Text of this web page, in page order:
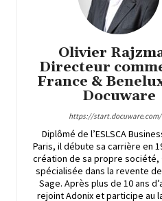
Olivier
Directeur
France &
Docuware
https://
Diplômé de l’ESLSCA
Paris, il débute sa carrière en
création de sa propre société,
spécialisée dans la revente
Sage. Après plus de 10 ans
rejoint Adonix et participe au